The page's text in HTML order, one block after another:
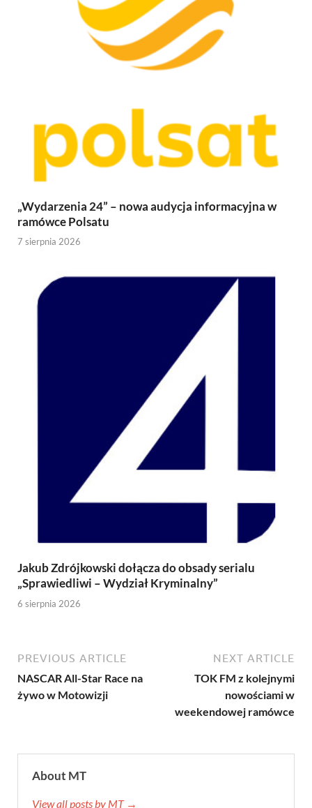
„Wydarzenia 24” – nowa audycja informacyjna w
ramówce Polsatu
7 sierpnia 2026
Jakub Zdrójkowski dołącza do obsady serialu
„Sprawiedliwi – Wydział Kryminalny”
6 sierpnia 2026
PREVIOUS ARTICLE
NASCAR All-Star Race na
żywo w Motowizji
NEXT ARTICLE
TOK FM z kolejnymi
nowościami w
weekendowej ramówce
About MT
View all posts by MT →